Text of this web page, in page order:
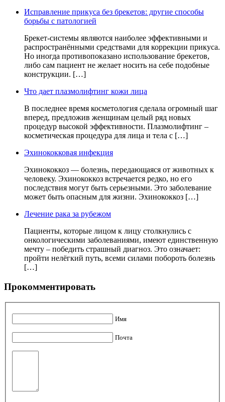
Исправление прикуса без брекетов: другие способы
борьбы с патологией
Брекет-системы являются наиболее эффективными и
распространёнными средствами для коррекции прикуса.
Но иногда противопоказано использование брекетов,
либо сам пациент не желает носить на себе подобные
конструкции. […]
Что дает плазмолифтинг кожи лица
В последнее время косметология сделала огромный шаг
вперед, предложив женщинам целый ряд новых
процедур высокой эффективности. Плазмолифтинг –
косметическая процедура для лица и тела с […]
Эхинококковая инфекция
Эхинококкоз — болезнь, передающаяся от животных к
человеку. Эхинококкоз встречается редко, но его
последствия могут быть серьезными. Это заболевание
может быть опасным для жизни. Эхинококкоз […]
Лечение рака за рубежом
Пациенты, которые лицом к лицу столкнулись с
онкологическими заболеваниями, имеют единственную
мечту – победить страшный диагноз. Это означает:
пройти нелёгкий путь, всеми силами побороть болезнь
[…]
Прокомментировать
Имя
Почта